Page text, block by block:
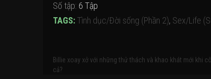
Số tập: 6 Tập
TAGS:Tình dục/Đời sống (Phần 2), Sex/Life
Billie xoay xở với những thử thách và khao khát mới khi
cả?